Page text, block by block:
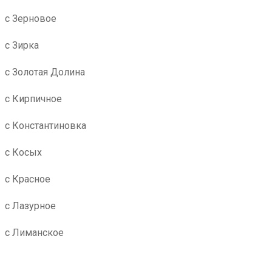
с Зерновое
с Зирка
с Золотая Долина
с Кирпичное
с Константиновка
с Косых
с Красное
с Лазурное
с Лиманское